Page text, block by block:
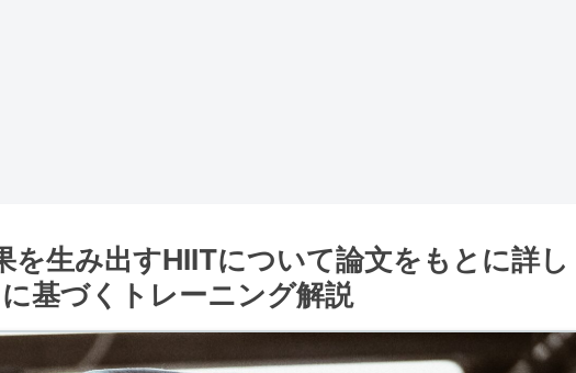
を生み出すHIITについて論文をもとに詳し
基づくトレーニング解説